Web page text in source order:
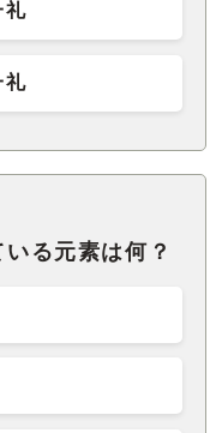
礼
礼
る元素は何？